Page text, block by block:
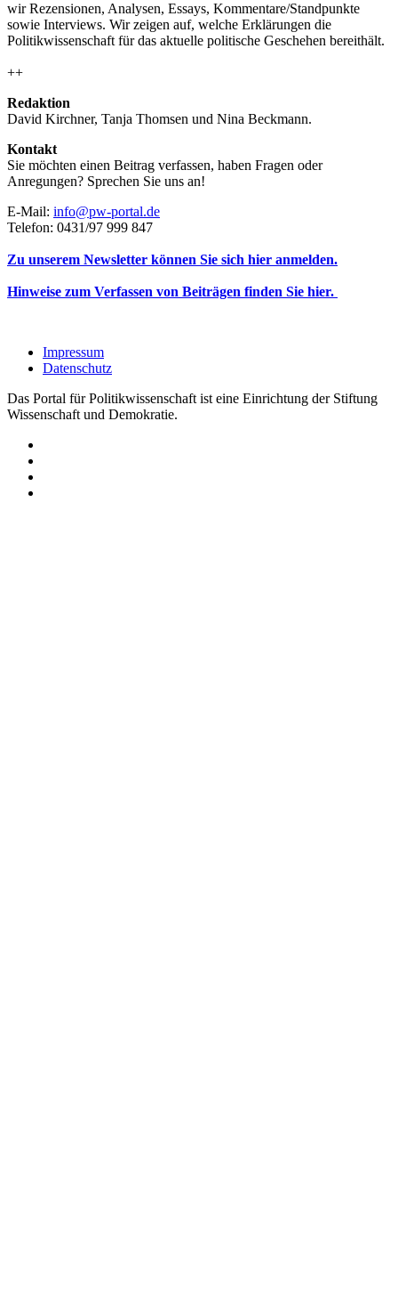
wir Rezensionen, Analysen, Essays, Kommentare/Standpunkte
sowie Interviews. Wir zeigen auf, welche Erklärungen die
Politikwissenschaft für das aktuelle politische Geschehen bereithält.
++
Redaktion
David Kirchner, Tanja Thomsen und Nina Beckmann.
Kontakt
Sie möchten einen Beitrag verfassen, haben Fragen oder
Anregungen? Sprechen Sie uns an!
E-Mail: info@pw-portal.de
Telefon: 0431/97 999 847
Zu unserem Newsletter können Sie sich hier anmelden.
Hinweise zum Verfassen von Beiträgen finden Sie hier.
Impressum
Datenschutz
Das Portal für Politikwissenschaft ist eine Einrichtung der Stiftung
Wissenschaft und Demokratie.